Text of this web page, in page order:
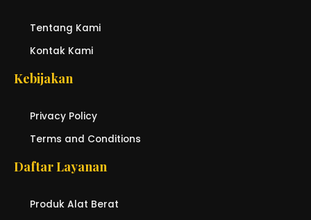
Tentang Kami
Kontak Kami
Kebijakan
Privacy Policy
Terms and Conditions
Daftar Layanan
Produk Alat Berat